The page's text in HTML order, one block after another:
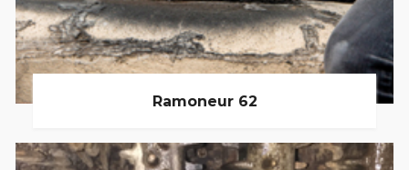
Ramoneur 62